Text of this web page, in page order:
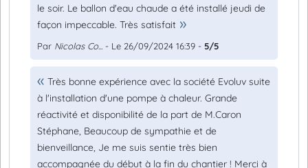
le soir. Le ballon d'eau chaude a été installé jeudi de
façon impeccable. Très satisfait
Par Nicolas Co... - Le 26/09/2024 16:39 - 5/5
Très bonne expérience avec la société Evoluv suite
à l'installation d'une pompe à chaleur. Grande
réactivité et disponibilité de la part de M.Caron
Stéphane, Beaucoup de sympathie et de
bienveillance, Je me suis sentie très bien
accompagnée du début à la fin du chantier ! Merci à